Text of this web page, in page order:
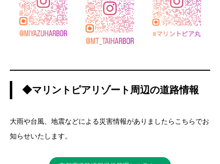
◆マリントピアリゾート周辺の道路情報
大雨や台風、地震などによる災害情報がありましたらこちらでお
知らせいたします。